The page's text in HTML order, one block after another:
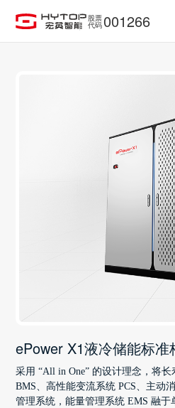
股票
代码 001266
ePower X1液冷储能标准
采用 “All in One” 的设计理念，将
BMS、高性能变流系统 PCS、主动
管理系统，能量管理系统 EMS 融